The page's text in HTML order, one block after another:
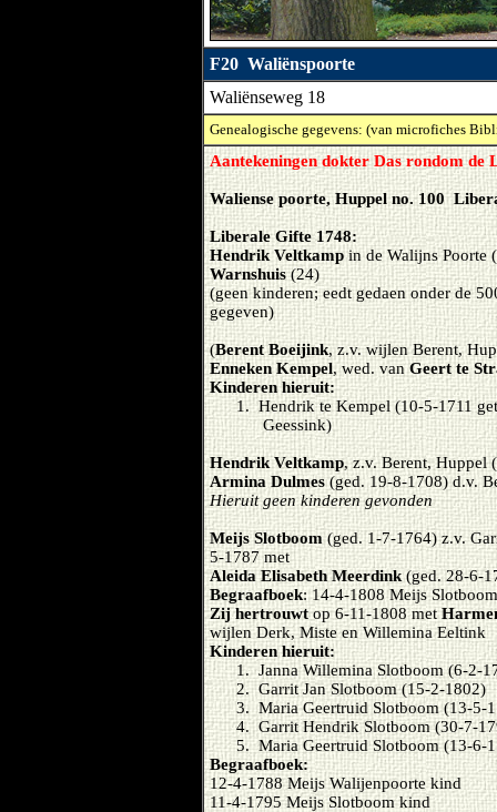
F20 Waliënspoorte
Waliënseweg 18
Genealogische gegevens: (van microfiches
Aantekeningen dokter Das rondom de
Waliense poorte, Huppel no. 100
Liberale Gifte 1748:
Hendrik Veltkampin de Walijns Poorte
Warnshuis(24)
(geen kinderen; eedt gedaen onder de
gegeven)
(Berent Boeijink, z.v. wijlen Berent,
Enneken Kempel, wed. vanGeert te
Kinderen hieruit:
1. Hendrik te Kempel (10-5-1711
Geessink)
Hendrik Veltkamp, z.v. Berent, Huppel
Armina Dulmes(ged. 19-8-1708) d.v.
Hieruit geen kinderen gevonden
Meijs Slotboom(ged. 1-7-1764) z.v.
5-1787 met
Aleida Elisabeth Meerdink(ged. 28-6-
Begraafboek: 14-4-1808 Meijs Slotboom
Zij hertrouwtop 6-11-1808 met
wijlen Derk, Miste en Willemina Eeltink
Kinderen hieruit:
1. Janna Willemina Slotboom (6-2-
2. Garrit Jan Slotboom (15-2-1802)
3. Maria Geertruid Slotboom (13-5-
4. Garrit Hendrik Slotboom (30-7-
5. Maria Geertruid Slotboom (13-6-
Begraafboek:
12-4-1788 Meijs Walijenpoorte kind
11-4-1795 Meijs Slotboom kind